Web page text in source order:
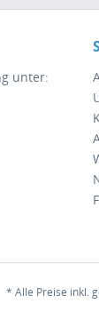
unter:
* Alle Preise inkl.